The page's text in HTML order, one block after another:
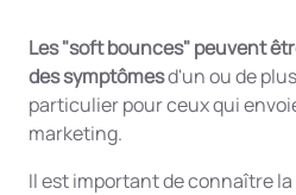
Les "soft bounces" peuvent
des symptômesd'un ou de
particulier pour ceux qui
marketing.
Il est important de connaître